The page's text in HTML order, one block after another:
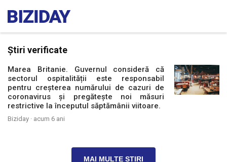
Știri verificate
Marea Britanie. Guvernul consideră că
sectorul ospitalității este responsabil
pentru creșterea numărului de cazuri de
coronavirus și pregătește noi măsuri
restrictive la începutul săptămânii viitoare.
Biziday · acum 6 ani
MAI MULTE ȘTIRI